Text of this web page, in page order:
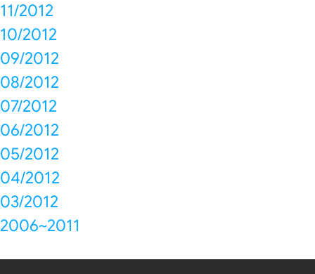
11/2012
10/2012
09/2012
08/2012
07/2012
06/2012
05/2012
04/2012
03/2012
2006~2011